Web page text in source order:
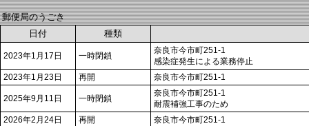
郵便局のうごき
日付
種類
2023年1月17日 一時閉鎖
奈良市今市町251-1
感染症発生による業務停止
2023年1月23日
再開 奈良市今市町251-1
2025年9月11日 一時閉鎖
奈良市今市町251-1
耐震補強工事のため
2026年2月24日
再開 奈良市今市町251-1